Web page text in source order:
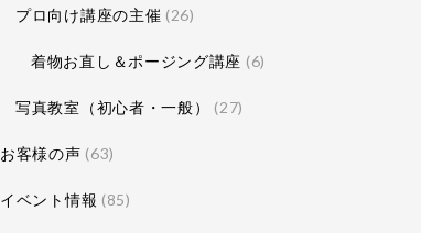
プロ向け講座の主催 (26)
着物お直し＆ポージング講座 (6)
写真教室（初心者・一般） (27)
お客様の声 (63)
イベント情報 (85)